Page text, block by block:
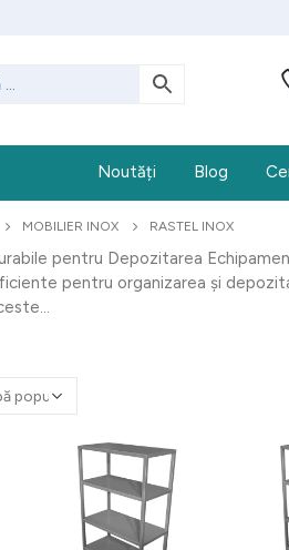
Noutăți Blog
MOBILIER INOX RASTEL INOX
pentru Depozitarea
pentru organizarea și